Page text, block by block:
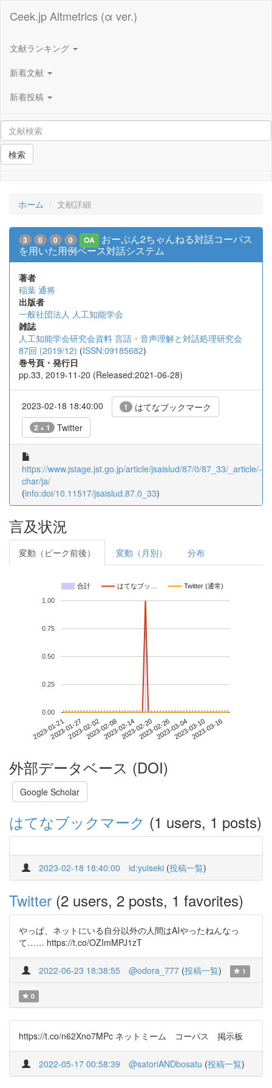
Ceek.jp Altmetrics (α ver.)
文献ランキング
新着文献
新着投稿
検索
ホーム 文献詳細
3 0 0 0 OA
おーぷん2ちゃんねる対話コーパス
を用いた用例ベース対話システム
著者
稲葉 通将
出版者
一般社団法人 人工知能学会
雑誌
人工知能学会研究会資料 言語・音声理解と対話処理研究会
87回 (2019/12) (ISSN:09185682)
巻号頁・発行日
pp.33, 2019-11-20 (Released:2021-06-28)
2023-02-18 18:40:00 1 はてなブックマーク
2 + 1 Twitter
https://www.jstage.jst.go.jp/article/jsaislud/87/0/87_33/_article/-
char/ja/
(info:doi/10.11517/jsaislud.87.0_33)
言及状況
変動（ピーク前後） 変動（月別） 分布
合計 はてなブッ… Twitter (通常)
2023-01-212023-01-272023-02-022023-02-082023-02-142023-02-202023-02-262023-03-042023-03-102023-03-16
0.00
0.25
0.50
0.75
1.00
外部データベース (DOI)
Google Scholar
はてなブックマーク (1 users, 1 posts)
2023-02-18 18:40:00 id:yuiseki (投稿一覧)
Twitter (2 users, 2 posts, 1 favorites)
やっぱ、ネットにいる自分以外の人間はAIやったねんなっ
て…… https://t.co/OZImMPJ1zT
2022-06-23 18:38:55 @odora_777 (投稿一覧) 1
0
https://t.co/n62Xno7MPc ネットミーム コーパス 掲示板
2022-05-17 00:58:39 @satoriANDbosatu (投稿一覧)